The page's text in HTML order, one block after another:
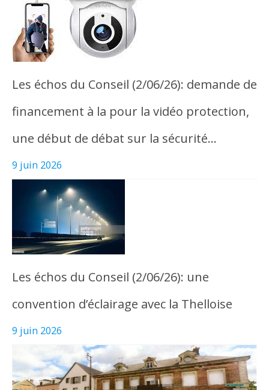
Les échos du Conseil (2/06/26): demande de
financement à la pour la vidéo protection,
une début de débat sur la sécurité…
9 juin 2026
Les échos du Conseil (2/06/26): une
convention d’éclairage avec la Thelloise
9 juin 2026